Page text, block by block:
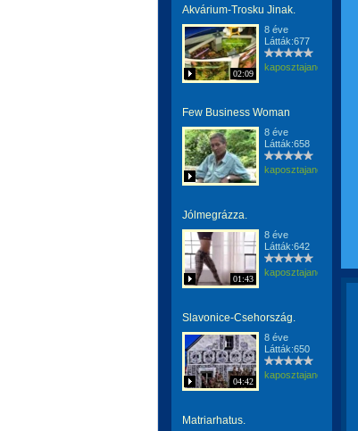
Akvárium-Trosku Jinak.
02:09
8 éve
Látták:677
kaposztajanos
Few Business Woman
8 éve
Látták:658
kaposztajanos
Jólmegrázza.
01:43
8 éve
Látták:642
kaposztajanos
Slavonice-Csehország.
04:42
8 éve
Látták:650
kaposztajanos
Matriarhatus.